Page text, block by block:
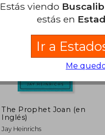
50%
$
The Prophet Joan (en
Inglés)
Jay Heinrichs
Estás viendo
estás en
Ir a
Me